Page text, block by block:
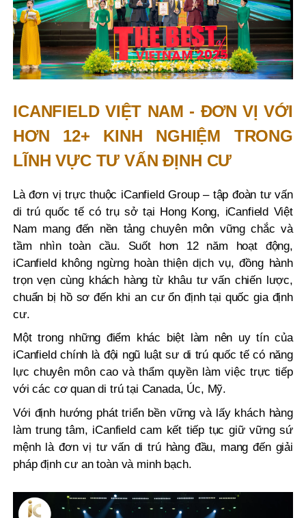
ICANFIELD VIỆT NAM - ĐƠN VỊ VỚI
HƠN 12+ KINH NGHIỆM TRONG
LĨNH VỰC TƯ VẤN ĐỊNH CƯ
Là đơn vị trực thuộc iCanfield Group – tập đoàn tư vấn
di trú quốc tế có trụ sở tại Hong Kong, iCanfield Việt
Nam mang đến nền tảng chuyên môn vững chắc và
tầm nhìn toàn cầu. Suốt hơn 12 năm hoạt động,
iCanfield không ngừng hoàn thiện dịch vụ, đồng hành
trọn vẹn cùng khách hàng từ khâu tư vấn chiến lược,
chuẩn bị hồ sơ đến khi an cư ổn định tại quốc gia định
cư.
Một trong những điểm khác biệt làm nên uy tín của
iCanfield chính là đội ngũ luật sư di trú quốc tế có năng
lực chuyên môn cao và thẩm quyền làm việc trực tiếp
với các cơ quan di trú tại Canada, Úc, Mỹ.
Với định hướng phát triển bền vững và lấy khách hàng
làm trung tâm, iCanfield cam kết tiếp tục giữ vững sứ
mệnh là đơn vị tư vấn di trú hàng đầu, mang đến giải
pháp định cư an toàn và minh bạch.